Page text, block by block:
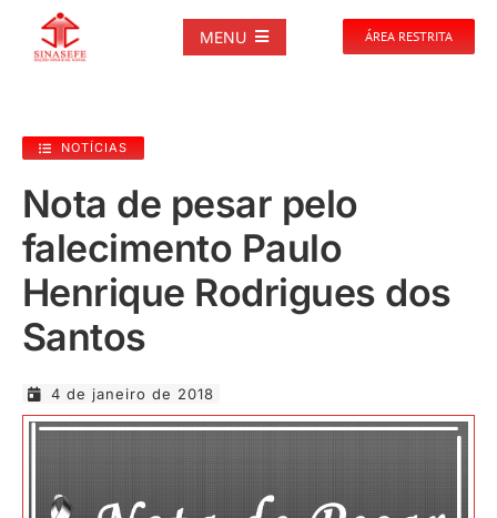
MENU
NOTÍCIAS
PUBLICAÇÕES
DOCUMENTOS
GALERIAS
ÁREA RESTRITA
NOTÍCIAS
Nota de pesar pelo
falecimento Paulo
Henrique Rodrigues dos
Santos
4 de janeiro de 2018